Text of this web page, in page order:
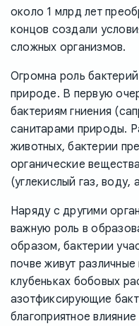
около 1 млрд лет
концов создали
сложных организмов.
Огромна роль
природе. В первую
бактериям гниения
санитарами природы.
животных, бактерии
органические
(углекислый газ,
Наряду с другими
важную роль в
образом, бактерии
почве живут
клубеньках бобовых
азотфиксирующие
благоприятное